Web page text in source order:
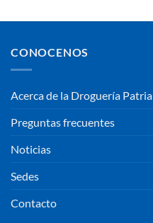
CONOCENOS
Acerca de la Droguería Patria
Preguntas frecuentes
Noticias
Sedes
Contacto